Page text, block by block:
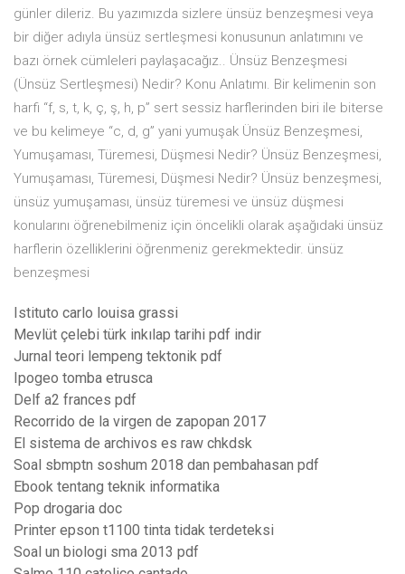
günler dileriz. Bu yazımızda sizlere ünsüz benzeşmesi veya
bir diğer adıyla ünsüz sertleşmesi konusunun anlatımını ve
bazı örnek cümleleri paylaşacağız.. Ünsüz Benzeşmesi
(Ünsüz Sertleşmesi) Nedir? Konu Anlatımı. Bir kelimenin son
harfi “f, s, t, k, ç, ş, h, p” sert sessiz harflerinden biri ile biterse
ve bu kelimeye “c, d, g” yani yumuşak Ünsüz Benzeşmesi,
Yumuşaması, Türemesi, Düşmesi Nedir? Ünsüz Benzeşmesi,
Yumuşaması, Türemesi, Düşmesi Nedir? Ünsüz benzeşmesi,
ünsüz yumuşaması, ünsüz türemesi ve ünsüz düşmesi
konularını öğrenebilmeniz için öncelikli olarak aşağıdaki ünsüz
harflerin özelliklerini öğrenmeniz gerekmektedir. ünsüz
benzeşmesi
Istituto carlo louisa grassi
Mevlüt çelebi türk inkılap tarihi pdf indir
Jurnal teori lempeng tektonik pdf
Ipogeo tomba etrusca
Delf a2 frances pdf
Recorrido de la virgen de zapopan 2017
El sistema de archivos es raw chkdsk
Soal sbmptn soshum 2018 dan pembahasan pdf
Ebook tentang teknik informatika
Pop drogaria doc
Printer epson t1100 tinta tidak terdeteksi
Soal un biologi sma 2013 pdf